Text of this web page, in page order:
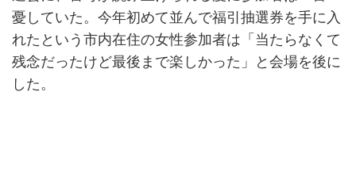
憂していた。今年初めて並んで福引抽選券を手に入
れたという市内在住の女性参加者は「当たらなくて
残念だったけど最後まで楽しかった」と会場を後に
した。